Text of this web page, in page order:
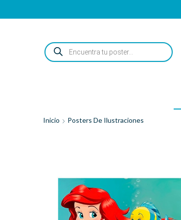
ENCUENTRA
TU
POSTER...
Inicio Posters De Ilustraciones